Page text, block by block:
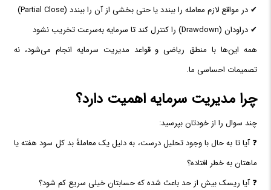
✔ در مواقع لازم معامله را ببندد یا حتی بخشی از آن را ببندد (Partial Close)
✔ دراودان (Drawdown) را کنترل کند تا سرمایه به‌سرعت تخریب نشود
همه این‌ها با منطق ریاضی و قواعد مدیریت سرمایه انجام می‌شود، نه
تصمیمات احساسی ما.
چرا مدیریت سرمایه اهمیت دارد؟
چند سوال را از خودتان بپرسید:
❓ آیا تا به حال با وجود تحلیل درست، به دلیل یک معاملهٔ بد کل سود هفته یا
ماهتان به خطر افتاده؟
❓ آیا ریسک بیش از حد باعث شده که حسابتان خیلی سریع کم شود؟